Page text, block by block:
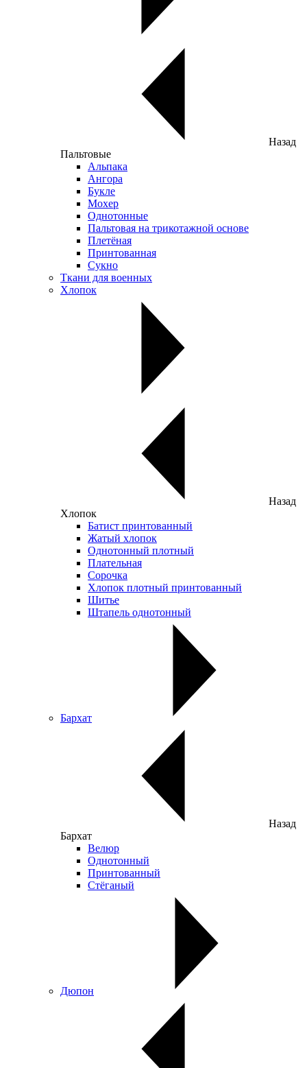
Назад
Пальтовые
Альпака
Ангора
Букле
Мохер
Однотонные
Пальтовая на трикотажной основе
Плетёная
Принтованная
Сукно
Ткани для военных
Хлопок
Назад
Хлопок
Батист принтованный
Жатый хлопок
Однотонный плотный
Плательная
Сорочка
Хлопок плотный принтованный
Шитье
Штапель однотонный
Бархат
Назад
Бархат
Велюр
Однотонный
Принтованный
Стёганый
Дюпон